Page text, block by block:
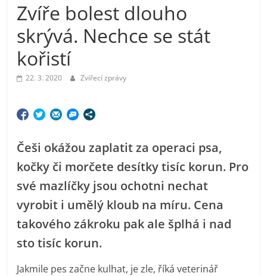
Zvíře bolest dlouho
skrývá. Nechce se stát
kořistí
22. 3. 2020 Zvířecí zprávy
Češi okážou zaplatit za operaci psa,
kočky či morčete desítky tisíc korun. Pro
své mazlíčky jsou ochotni nechat
vyrobit i umělý kloub na míru. Cena
takového zákroku pak ale šplhá i nad
sto tisíc korun.
Jakmile pes začne kulhat, je zle, říká veterinář